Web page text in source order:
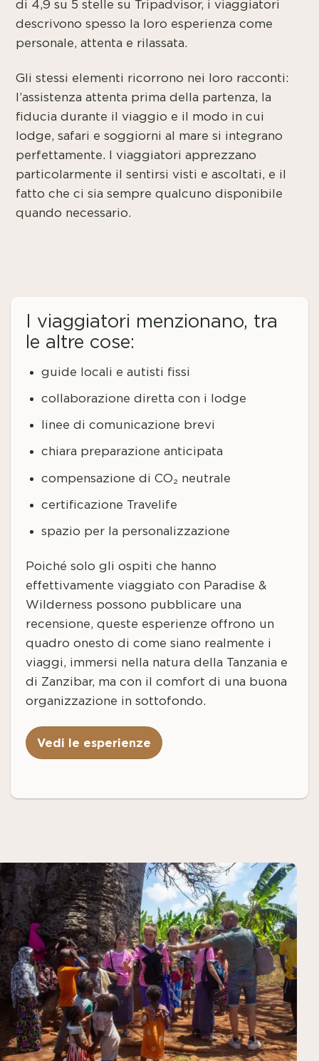
di 4,9 su 5 stelle su Tripadvisor, i viaggiatori
descrivono spesso la loro esperienza come
personale, attenta e rilassata.
Gli stessi elementi ricorrono nei loro racconti:
l’assistenza attenta prima della partenza, la
fiducia durante il viaggio e il modo in cui
lodge, safari e soggiorni al mare si integrano
perfettamente. I viaggiatori apprezzano
particolarmente il sentirsi visti e ascoltati, e il
fatto che ci sia sempre qualcuno disponibile
quando necessario.
I viaggiatori menzionano, tra
le altre cose:
guide locali e autisti fissi
collaborazione diretta con i lodge
linee di comunicazione brevi
chiara preparazione anticipata
compensazione di CO₂ neutrale
certificazione Travelife
spazio per la personalizzazione
Poiché solo gli ospiti che hanno
effettivamente viaggiato con Paradise &
Wilderness possono pubblicare una
recensione, queste esperienze offrono un
quadro onesto di come siano realmente i
viaggi, immersi nella natura della Tanzania e
di Zanzibar, ma con il comfort di una buona
organizzazione in sottofondo.
Vedi le esperienze